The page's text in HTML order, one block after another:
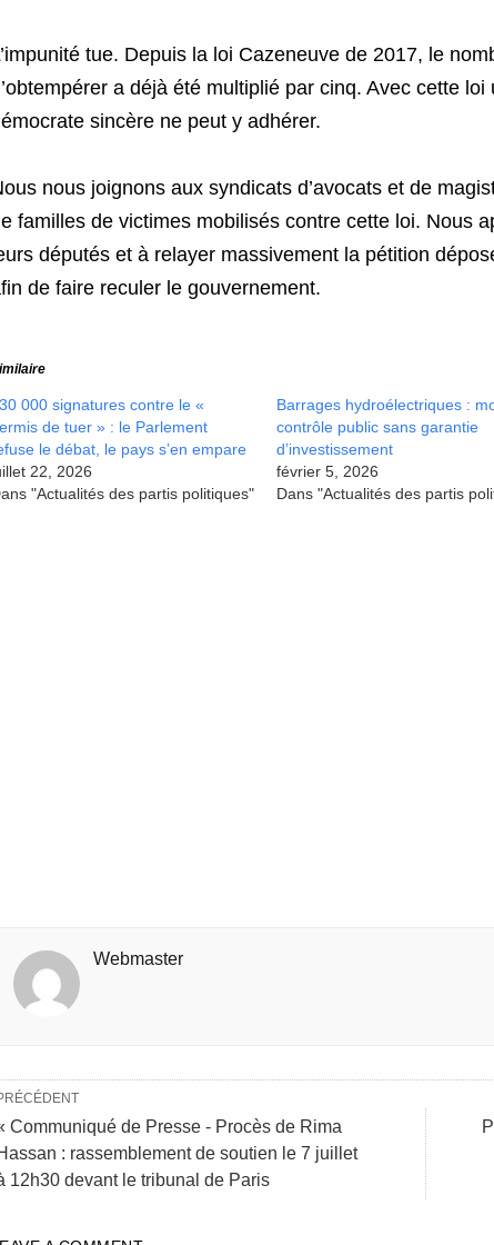
tue. Depuis la loi Cazeneuve de 2017, le
a déjà été multiplié par cinq. Avec cette
sincère ne peut y adhérer.
nous joignons aux syndicats d’avocats et de
familles de victimes mobilisés contre cette loi. Nous
députés et à relayer massivement la pétition
de faire reculer le gouvernement.
000 signatures contre le «
de tuer » : le Parlement
le débat, le pays s’en empare
22, 2026
"Actualités des partis politiques"
Barrages hydroélectriques :
contrôle public sans garantie
d’investissement
février 5, 2026
Dans "Actualités des partis
Webmaster
Communiqué de Presse - Procès de Rima
: rassemblement de soutien le 7 juillet
12h30 devant le tribunal de Paris